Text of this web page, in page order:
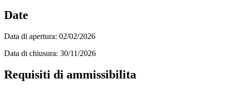
Date
Data di apertura: 02/02/2026
Data di chiusura: 30/11/2026
Requisiti di ammissibilita